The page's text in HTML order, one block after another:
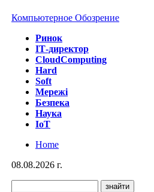
Компьютерное Обозрение
Ринок
IТ-директор
CloudComputing
Hard
Soft
Мережі
Безпека
Наука
IoT
Home
08.08.2026 г.